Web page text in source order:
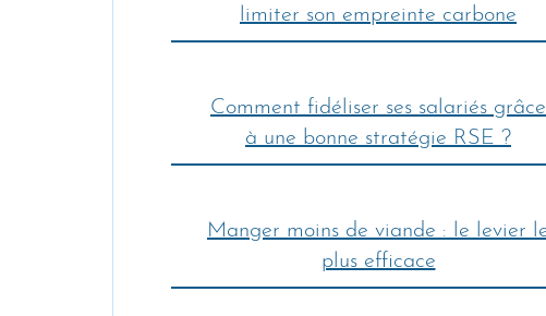
limiter son empreinte carbone
Comment fidéliser ses salariés grâce
à une bonne stratégie RSE ?
Manger moins de viande : le levier
plus efficace